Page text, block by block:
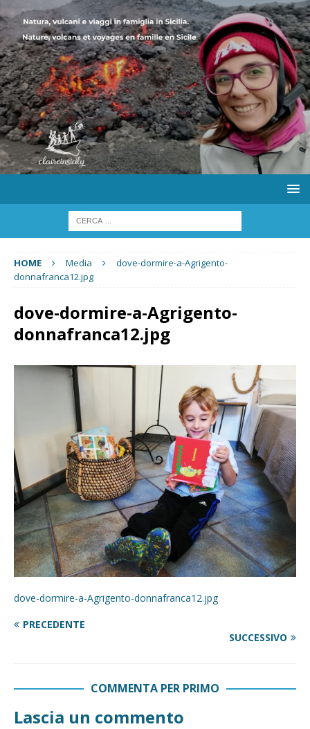
HOME Media
dove-dormire-a-Agrigento-
donnafranca12.jpg
dove-dormire-a-Agrigento-
donnafranca12.jpg
dove-dormire-a-Agrigento-donnafranca12.jpg
PRECEDENTE
SUCCESSIVO
COMMENTA PER PRIMO
Lascia un commento